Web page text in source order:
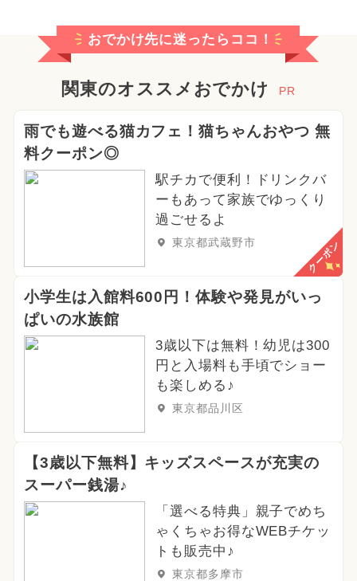
おでかけ先に迷ったらココ！
関東のオススメおでかけ PR
雨でも遊べる猫カフェ！猫ちゃんおやつ 無
料クーポン◎
駅チカで便利！ドリンクバ
ーもあって家族でゆっくり
過ごせるよ
東京都武蔵野市 クーポン
小学生は入館料600円！体験や発見がいっ
ぱいの水族館
3歳以下は無料！幼児は300
円と入場料も手頃でショー
も楽しめる♪
東京都品川区
【3歳以下無料】キッズスペースが充実の
スーパー銭湯♪
「選べる特典」親子でめち
ゃくちゃお得なWEBチケッ
トも販売中♪
東京都多摩市